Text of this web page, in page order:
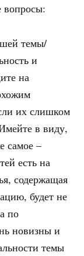
вопросы:
темы/
и
на
их слишком
в виду,
самое –
есть на
содержащая
будет не
по
новизны и
темы